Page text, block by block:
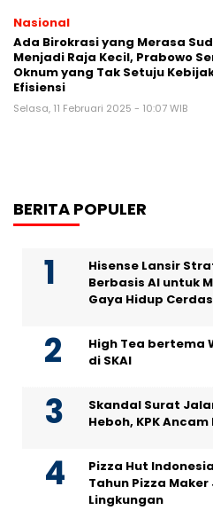
Nasional
Ada Birokrasi yang Merasa
Menjadi Raja Kecil, Prabowo
Oknum yang Tak Setuju
Efisiensi
Selasa, 11 Februari 2025 - 10:07 WIB
BERITA POPULER
Hisense Lansir
Berbasis AI untuk
Gaya Hidup Cerdas
High Tea bertema
di SKAI
Skandal Surat
Heboh, KPK
Pizza Hut
Tahun Pizza
Lingkungan